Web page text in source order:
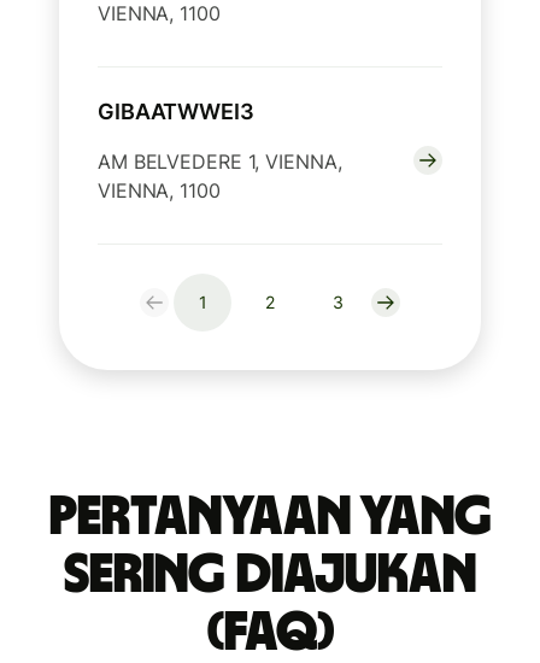
VIENNA, 1100
GIBAATWWEI3
AM BELVEDERE 1, VIENNA,
VIENNA, 1100
1 2 3
Pertanyaan yang
Sering Diajukan
(FAQ)